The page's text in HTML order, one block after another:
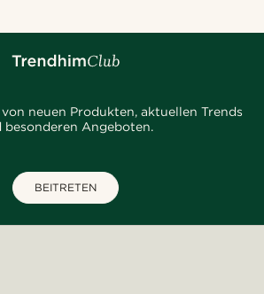
neuen Produkten, aktuellen Trends
besonderen Angeboten.
BEITRETEN